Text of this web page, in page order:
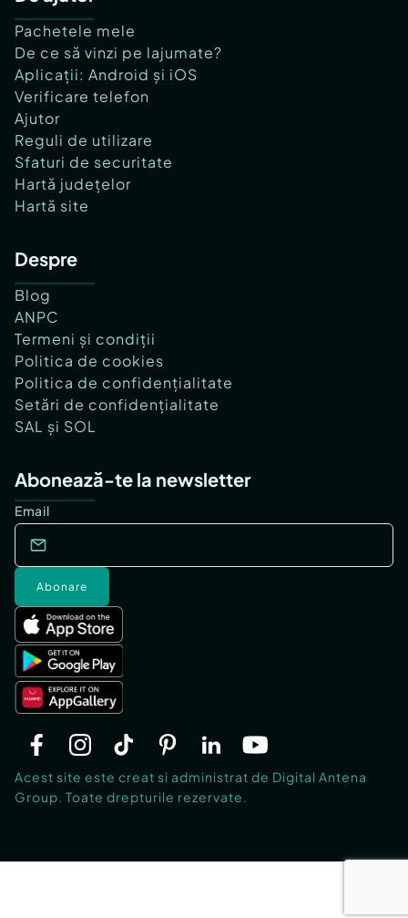
Pachetele mele
De ce să vinzi pe lajumate?
Aplicații: Android și iOS
Verificare telefon
Ajutor
Reguli de utilizare
Sfaturi de securitate
Hartă județelor
Hartă site
Despre
Blog
ANPC
Termeni și condiții
Politica de cookies
Politica de confidențialitate
Setări de confidențialitate
SAL și SOL
Abonează-te la newsletter
Email
Abonare
Acest site este creat si administrat de Digital Antena
Group. Toate drepturile rezervate.